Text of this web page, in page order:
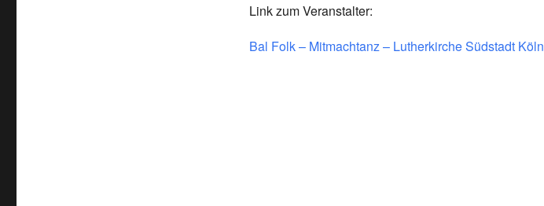
Link zum Veranstalter:
Bal Folk – Mitmachtanz – Lutherkirche Südstadt Köln